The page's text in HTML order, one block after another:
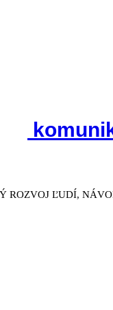
ROZVOJ ĽUDÍ,